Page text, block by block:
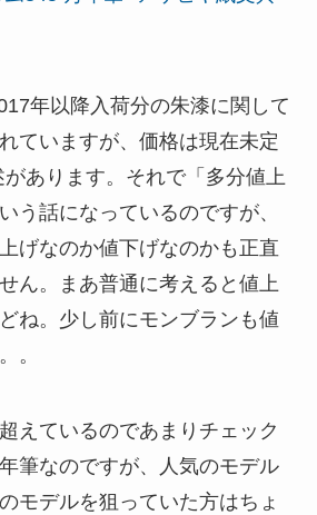
年以降入荷分の朱漆に関して
ていますが、価格は現在未定
があります。それで「多分値上
う話になっているのですが、
げなのか値下げなのかも正直
ん。まあ普通に考えると値上
ね。少し前にモンブランも値
。
えているのであまりチェック
筆なのですが、人気のモデル
モデルを狙っていた方はちょ